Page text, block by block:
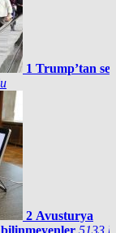
1 Trump’tan
2 Avusturya
5133